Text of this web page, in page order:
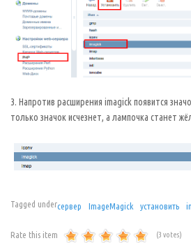
3. Напротив расширения imagick появится
только значок исчезнет, а лампочка станет
Tagged underсервер ImageMagick установить
Rate this item (3 votes)